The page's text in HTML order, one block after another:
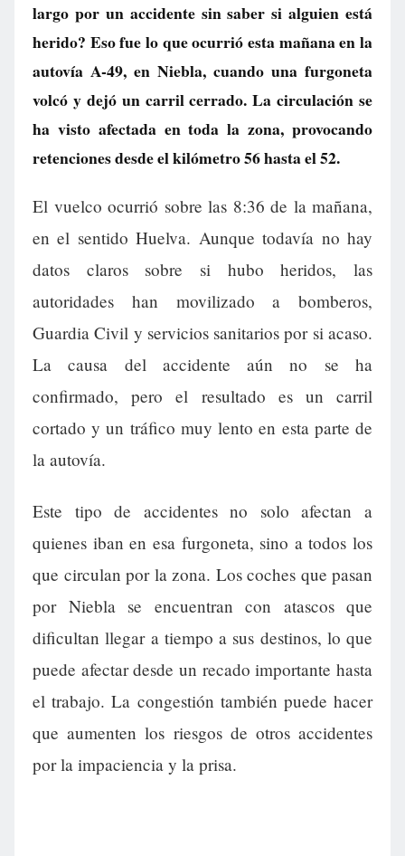
largo por un accidente sin saber si alguien está
herido? Eso fue lo que ocurrió esta mañana en la
autovía A-49, en Niebla, cuando una furgoneta
volcó y dejó un carril cerrado. La circulación se
ha visto afectada en toda la zona, provocando
retenciones desde el kilómetro 56 hasta el 52.
El vuelco ocurrió sobre las 8:36 de la mañana,
en el sentido Huelva. Aunque todavía no hay
datos claros sobre si hubo heridos, las
autoridades han movilizado a bomberos,
Guardia Civil y servicios sanitarios por si acaso.
La causa del accidente aún no se ha
confirmado, pero el resultado es un carril
cortado y un tráfico muy lento en esta parte de
la autovía.
Este tipo de accidentes no solo afectan a
quienes iban en esa furgoneta, sino a todos los
que circulan por la zona. Los coches que pasan
por Niebla se encuentran con atascos que
dificultan llegar a tiempo a sus destinos, lo que
puede afectar desde un recado importante hasta
el trabajo. La congestión también puede hacer
que aumenten los riesgos de otros accidentes
por la impaciencia y la prisa.